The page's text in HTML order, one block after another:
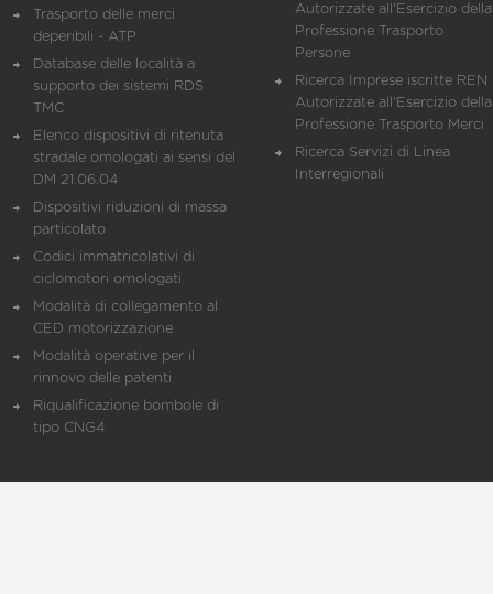
Trasporto delle merci
deperibili - ATP
Database delle località a
supporto dei sistemi RDS
TMC
Elenco dispositivi di ritenuta
stradale omologati ai sensi del
DM 21.06.04
Dispositivi riduzioni di massa
particolato
Codici immatricolativi di
ciclomotori omologati
Modalità di collegamento al
CED motorizzazione
Modalità operative per il
rinnovo delle patenti
Riqualificazione bombole di
tipo CNG4
Autorizzate all'Esercizio della
Professione Trasporto
Persone
Ricerca Imprese iscritte REN
Autorizzate all'Esercizio della
Professione Trasporto Merci
Ricerca Servizi di Linea
Interregionali